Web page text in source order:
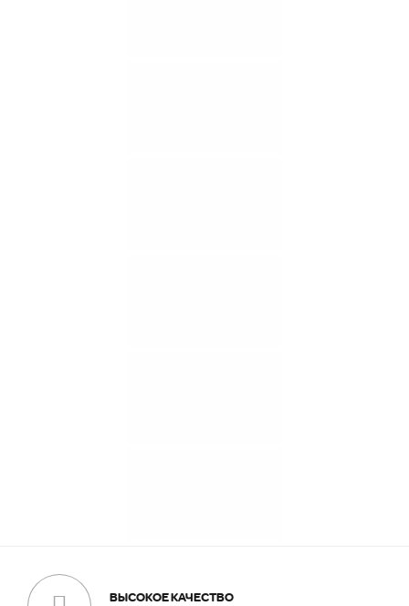
ВЫСОКОЕ КАЧЕСТВО